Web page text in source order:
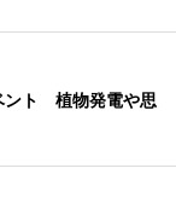
ント 植物発電や思